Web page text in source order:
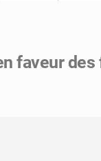
faveur